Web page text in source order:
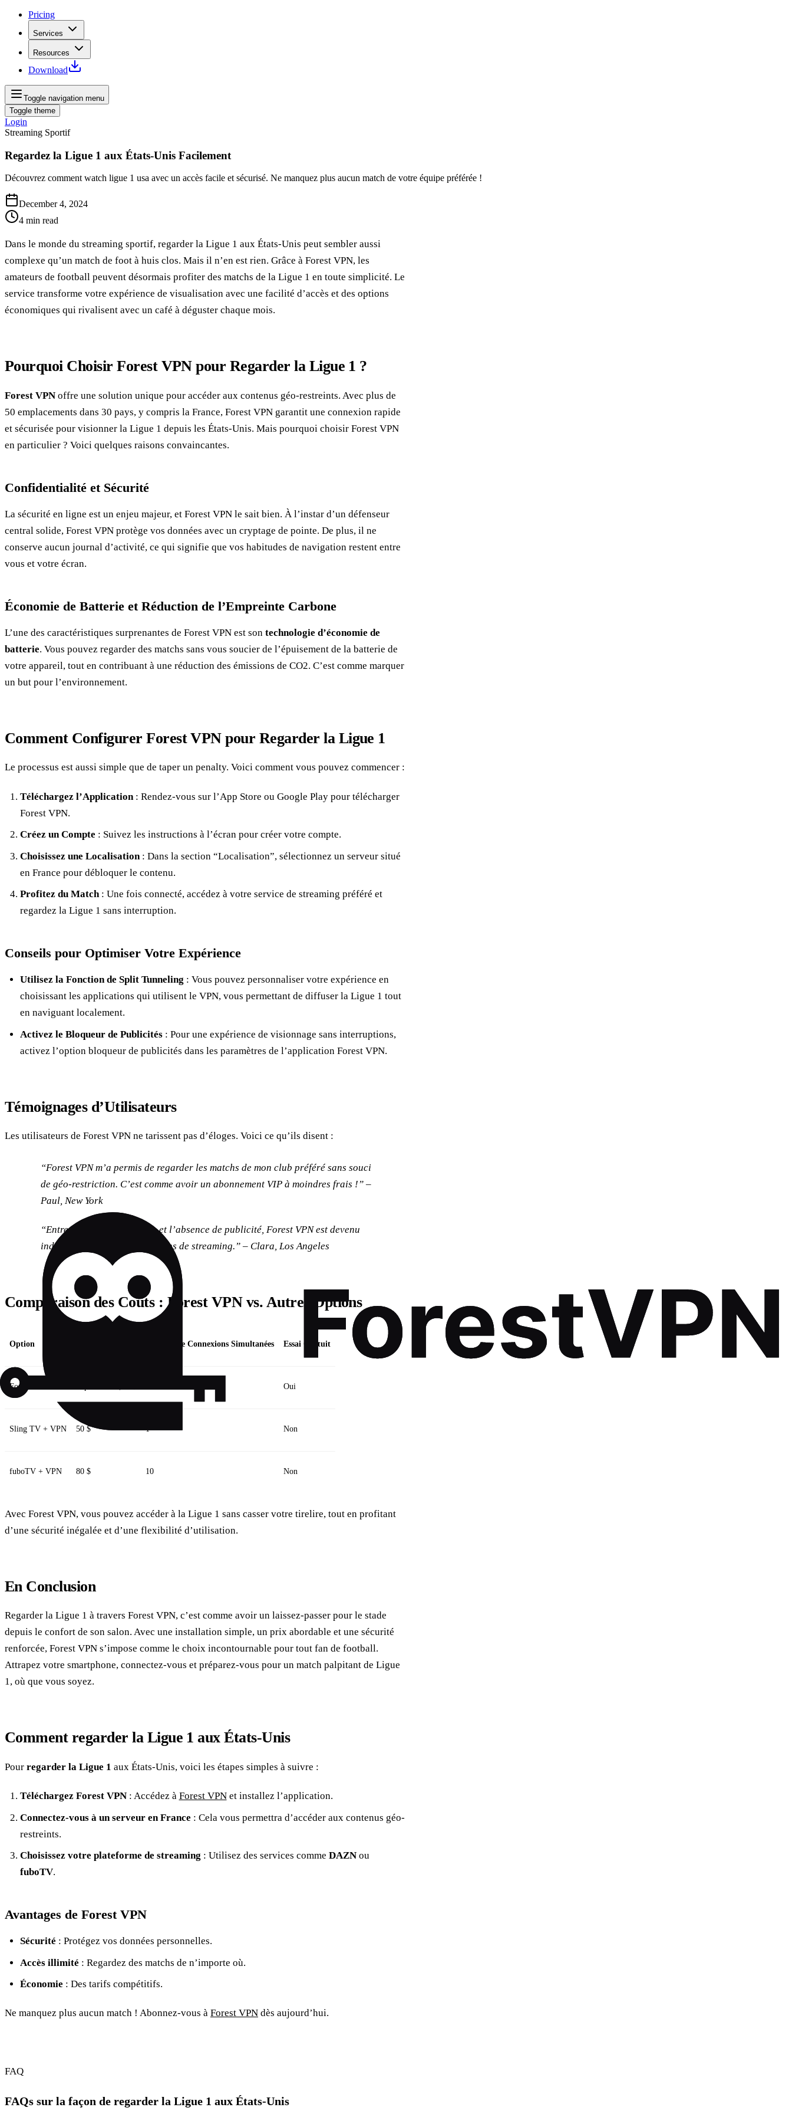
Pricing
Services
Resources
Download
Toggle navigation menu
Toggle theme
Login
Streaming Sportif
Regardez la Ligue 1 aux États-Unis Facilement
Découvrez comment watch ligue 1 usa avec un accès facile et sécurisé. Ne manquez plus aucun match de votre équipe préférée !
December 4, 2024
4 min read
Dans le monde du streaming sportif, regarder la Ligue 1 aux États-Unis peut sembler aussi
complexe qu’un match de foot à huis clos. Mais il n’en est rien. Grâce à Forest VPN, les
amateurs de football peuvent désormais profiter des matchs de la Ligue 1 en toute simplicité. Le
service transforme votre expérience de visualisation avec une facilité d’accès et des options
économiques qui rivalisent avec un café à déguster chaque mois.
Pourquoi Choisir Forest VPN pour Regarder la Ligue 1 ?
Forest VPN offre une solution unique pour accéder aux contenus géo-restreints. Avec plus de
50 emplacements dans 30 pays, y compris la France, Forest VPN garantit une connexion rapide
et sécurisée pour visionner la Ligue 1 depuis les États-Unis. Mais pourquoi choisir Forest VPN
en particulier ? Voici quelques raisons convaincantes.
Confidentialité et Sécurité
La sécurité en ligne est un enjeu majeur, et Forest VPN le sait bien. À l’instar d’un défenseur
central solide, Forest VPN protège vos données avec un cryptage de pointe. De plus, il ne
conserve aucun journal d’activité, ce qui signifie que vos habitudes de navigation restent entre
vous et votre écran.
Économie de Batterie et Réduction de l’Empreinte Carbone
L’une des caractéristiques surprenantes de Forest VPN est son technologie d’économie de
batterie. Vous pouvez regarder des matchs sans vous soucier de l’épuisement de la batterie de
votre appareil, tout en contribuant à une réduction des émissions de CO2. C’est comme marquer
un but pour l’environnement.
Comment Configurer Forest VPN pour Regarder la Ligue 1
Le processus est aussi simple que de taper un penalty. Voici comment vous pouvez commencer :
Téléchargez l’Application: Rendez-vous sur l’App Store ou Google Play pour télécharger
Forest VPN.
Créez un Compte : Suivez les instructions à l’écran pour créer votre compte.
Choisissez une Localisation: Dans la section “Localisation”, sélectionnez un serveur situé
en France pour débloquer le contenu.
Profitez du Match: Une fois connecté, accédez à votre service de streaming préféré et
regardez la Ligue 1 sans interruption.
Conseils pour Optimiser Votre Expérience
Utilisez la Fonction de Split Tunneling : Vous pouvez personnaliser votre expérience en
choisissant les applications qui utilisent le VPN, vous permettant de diffuser la Ligue 1 tout
en naviguant localement.
Activez le Bloqueur de Publicités: Pour une expérience de visionnage sans interruptions,
activez l’option bloqueur de publicités dans les paramètres de l’application Forest VPN.
Témoignages d’Utilisateurs
Les utilisateurs de Forest VPN ne tarissent pas d’éloges. Voici ce qu’ils disent :
“Forest VPN m’a permis de regarder les matchs de mon club préféré sans souci
de géo-restriction. C’est comme avoir un abonnement VIP à moindres frais !” –
Paul, New York
“Entre la sécurité renforcée et l’absence de publicité, Forest VPN est devenu
indispensable pour mes sessions de streaming.” – Clara, Los Angeles
Comparaison des Coûts : Forest VPN vs. Autres Options
Option Nombre de Connexions Simultanées Essai Gratuit
Forest VPN Oui
Sling TV + VPN 50 $ 1 Non
fuboTV + VPN 80 $ 10 Non
Avec Forest VPN, vous pouvez accéder à la Ligue 1 sans casser votre tirelire, tout en profitant
d’une sécurité inégalée et d’une flexibilité d’utilisation.
En Conclusion
Regarder la Ligue 1 à travers Forest VPN, c’est comme avoir un laissez-passer pour le stade
depuis le confort de son salon. Avec une installation simple, un prix abordable et une sécurité
renforcée, Forest VPN s’impose comme le choix incontournable pour tout fan de football.
Attrapez votre smartphone, connectez-vous et préparez-vous pour un match palpitant de Ligue
1, où que vous soyez.
Comment regarder la Ligue 1 aux États-Unis
Pour regarder la Ligue 1 aux États-Unis, voici les étapes simples à suivre :
Téléchargez Forest VPN: Accédez à Forest VPNet installez l’application.
Connectez-vous à un serveur en France : Cela vous permettra d’accéder aux contenus géo-
restreints.
Choisissez votre plateforme de streaming : Utilisez des services comme DAZNou
fuboTV.
Avantages de Forest VPN
Sécurité : Protégez vos données personnelles.
Accès illimité : Regardez des matchs de n’importe où.
Économie : Des tarifs compétitifs.
Ne manquez plus aucun match ! Abonnez-vous à Forest VPN dès aujourd’hui.
FAQ
FAQs sur la façon de regarder la Ligue 1 aux États-Unis